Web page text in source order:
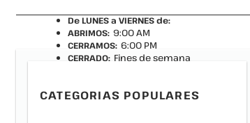
De LUNES a VIERNES de:
ABRIMOS: 9:00 AM
CERRAMOS: 6:00 PM
CERRADO: Fines de semana
CATEGORIAS POPULARES